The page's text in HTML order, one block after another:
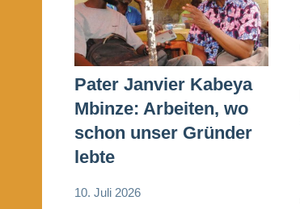
Pater Janvier Kabeya
Mbinze: Arbeiten, wo
schon unser Gründer
lebte
10. Juli 2026